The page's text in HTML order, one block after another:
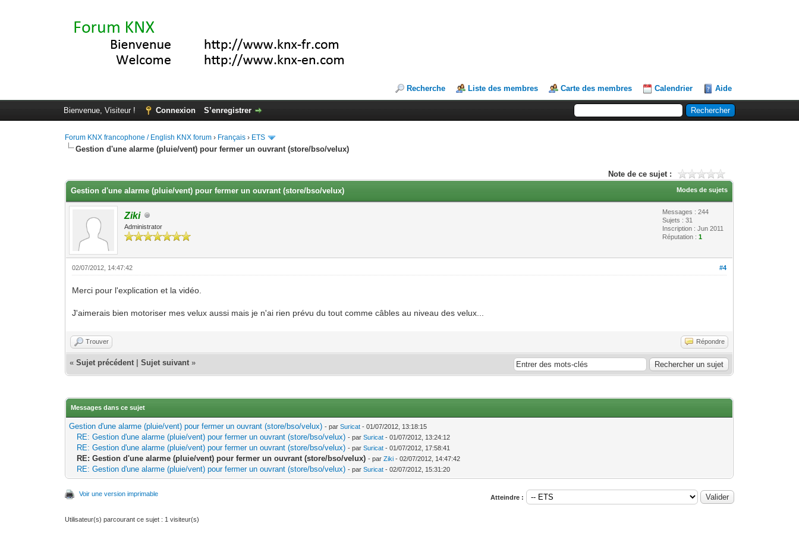
Recherche Liste des membres Carte des membres Calendrier Aide
Bienvenue, Visiteur ! Connexion S’enregistrer
Forum KNX francophone / English KNX forum › Français › ETS
Gestion d'une alarme (pluie/vent) pour fermer un ouvrant (store/bso/velux)
Note de ce sujet :
Modes de sujets
Gestion d'une alarme (pluie/vent) pour fermer un ouvrant (store/bso/velux)
Ziki
Administrator
Messages : 244
Sujets : 31
Inscription : Jun 2011
Réputation :1
#4
02/07/2012, 14:47:42
Merci pour l'explication et la vidéo.
J'aimerais bien motoriser mes velux aussi mais je n'ai rien prévu du tout comme câbles au niveau des velux...
Trouver Répondre
«Sujet précédent |Sujet suivant »
Messages dans ce sujet
Gestion d'une alarme (pluie/vent) pour fermer un ouvrant (store/bso/velux) - parSuricat - 01/07/2012, 13:18:15
RE: Gestion d'une alarme (pluie/vent) pour fermer un ouvrant (store/bso/velux) - parSuricat - 01/07/2012, 13:24:12
RE: Gestion d'une alarme (pluie/vent) pour fermer un ouvrant (store/bso/velux) - parSuricat - 01/07/2012, 17:58:41
RE: Gestion d'une alarme (pluie/vent) pour fermer un ouvrant (store/bso/velux) - parZiki - 02/07/2012, 14:47:42
RE: Gestion d'une alarme (pluie/vent) pour fermer un ouvrant (store/bso/velux) - parSuricat - 02/07/2012, 15:31:20
Voir une version imprimable Atteindre :
Utilisateur(s) parcourant ce sujet : 1 visiteur(s)